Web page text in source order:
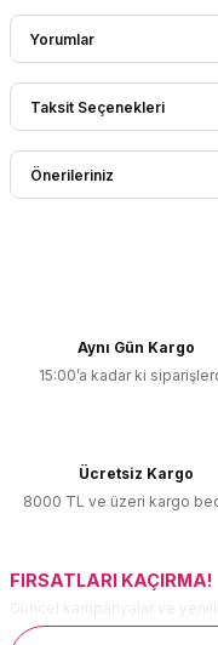
Yorumlar
Bu
Taksit Seçenekleri
Önerileriniz
Ürün resmi kalitesiz,
Ürün fiyatı diğer
Bu ürüne benzer
Aynı Gün Kargo
15:00’a kadar ki
Ücretsiz Kargo
8000 TL ve üzeri kargo
FIRSATLARI KAÇIRMA!